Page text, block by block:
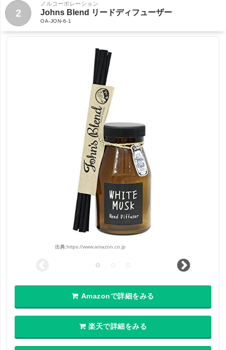
2
ノルコーポレーション
Johns Blend リードディフューザー
OA-JON-6-1
出典:https://www.amazon.co.jp
Amazonで詳細をみる
楽天で詳細をみる